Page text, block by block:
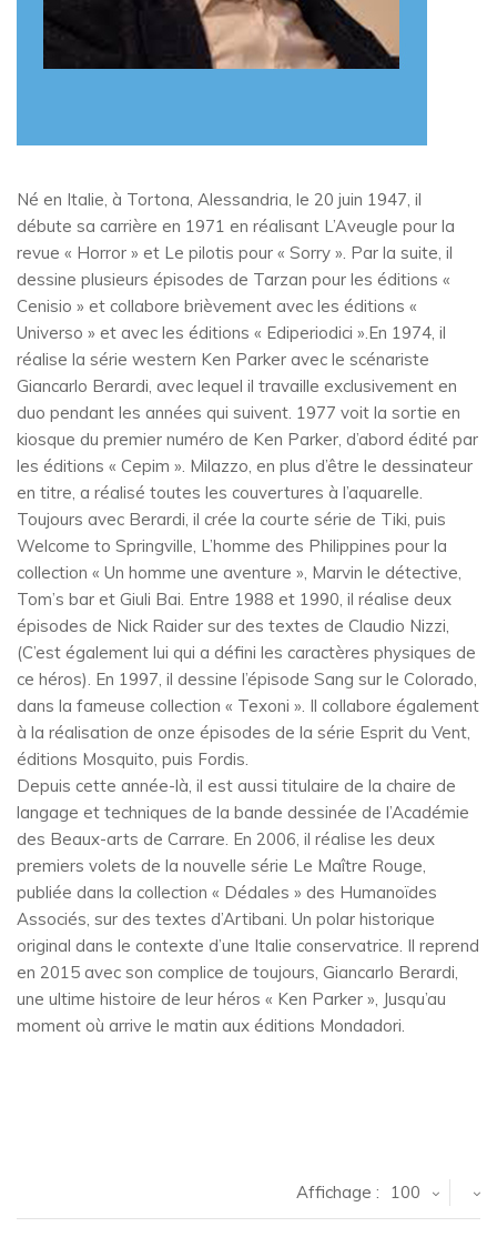
Né en Italie, à Tortona, Alessandria, le 20 juin 1947, il
débute sa carrière en 1971 en réalisant L’Aveugle pour la
revue « Horror » et Le pilotis pour « Sorry ». Par la suite, il
dessine plusieurs épisodes de Tarzan pour les éditions «
Cenisio » et collabore brièvement avec les éditions «
Universo » et avec les éditions « Ediperiodici ».En 1974, il
réalise la série western Ken Parker avec le scénariste
Giancarlo Berardi, avec lequel il travaille exclusivement en
duo pendant les années qui suivent. 1977 voit la sortie en
kiosque du premier numéro de Ken Parker, d’abord édité par
les éditions « Cepim ». Milazzo, en plus d’être le dessinateur
en titre, a réalisé toutes les couvertures à l’aquarelle.
Toujours avec Berardi, il crée la courte série de Tiki, puis
Welcome to Springville, L’homme des Philippines pour la
collection « Un homme une aventure », Marvin le détective,
Tom’s bar et Giuli Bai. Entre 1988 et 1990, il réalise deux
épisodes de Nick Raider sur des textes de Claudio Nizzi,
(C’est également lui qui a défini les caractères physiques de
ce héros). En 1997, il dessine l’épisode Sang sur le Colorado,
dans la fameuse collection « Texoni ». Il collabore également
à la réalisation de onze épisodes de la série Esprit du Vent,
éditions Mosquito, puis Fordis.
Depuis cette année-là, il est aussi titulaire de la chaire de
langage et techniques de la bande dessinée de l’Académie
des Beaux-arts de Carrare. En 2006, il réalise les deux
premiers volets de la nouvelle série Le Maître Rouge,
publiée dans la collection « Dédales » des Humanoïdes
Associés, sur des textes d’Artibani. Un polar historique
original dans le contexte d’une Italie conservatrice. Il reprend
en 2015 avec son complice de toujours, Giancarlo Berardi,
une ultime histoire de leur héros « Ken Parker », Jusqu’au
moment où arrive le matin aux éditions Mondadori.
Affichage : 100